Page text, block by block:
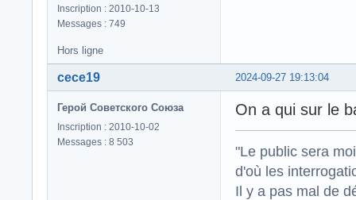
Inscription : 2010-10-13
Messages : 749
Hors ligne
2024-09-27 19:13:04
cece19
Герой Советского Союза
Inscription : 2010-10-02
Messages : 8 503
On a qui sur le
"Le public sera
d'où les
Il y a pas mal de